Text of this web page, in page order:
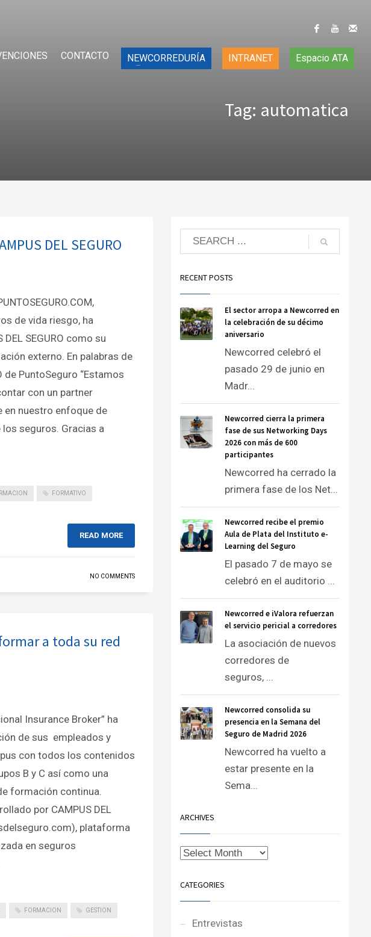
CONTACTO NEWCORREDURÍA INTRANET Espacio ATA
Tag: automatica
DEL SEGURO
de vida riesgo, ha
SEGURO como su
externo. En palabras de
de PuntoSeguro “Estamos
con un partner
nuestro enfoque de
seguros. Gracias a
FORMATIVO
READ MORE
NO COMMENTS
a toda su red
Insurance Broker” ha
de sus empleados y
con todos los contenidos
B y C así como una
formación continua.
por CAMPUS DEL
plataforma
en seguros
FORMACION GESTION
RECENT POSTS
El sector arropa a Newcorred en
la celebración de su décimo
aniversario
Newcorred celebró el
pasado 29 de junio en
Madr...
Newcorred cierra la primera
fase de sus Networking Days
2026 con más de 600
participantes
Newcorred ha cerrado la
primera fase de los Net...
Newcorred recibe el premio
Aula de Plata del Instituto e-
Learning del Seguro
El pasado 7 de mayo se
celebró en el auditorio ...
Newcorred e iValora refuerzan
el servicio pericial a corredores
La asociación de nuevos
corredores de
seguros, ...
Newcorred consolida su
presencia en la Semana del
Seguro de Madrid 2026
Newcorred ha vuelto a
estar presente en la
Sema...
ARCHIVES
CATEGORIES
Entrevistas